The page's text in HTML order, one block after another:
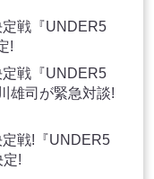
戦『UNDER5
!
戦『UNDER5
雄司が緊急対談!
戦!『UNDER5
!